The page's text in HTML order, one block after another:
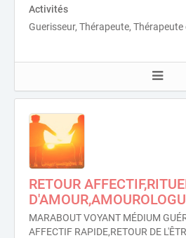
Activités
Guerisseur, Thérapeute, Thérapeute
RETOUR
MARABOUT VOYANT MÉDIUM
AFFECTIF RAPIDE,RETOUR DE